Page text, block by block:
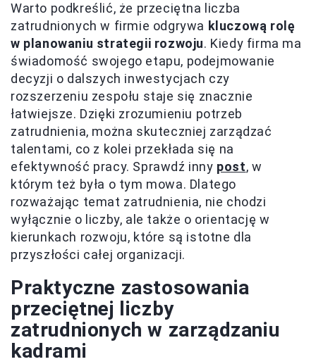
Warto podkreślić, że przeciętna liczba
zatrudnionych w firmie odgrywa kluczową rolę
w planowaniu strategii rozwoju. Kiedy firma ma
świadomość swojego etapu, podejmowanie
decyzji o dalszych inwestycjach czy
rozszerzeniu zespołu staje się znacznie
łatwiejsze. Dzięki zrozumieniu potrzeb
zatrudnienia, można skuteczniej zarządzać
talentami, co z kolei przekłada się na
efektywność pracy. Sprawdź inny post, w
którym też była o tym mowa. Dlatego
rozważając temat zatrudnienia, nie chodzi
wyłącznie o liczby, ale także o orientację w
kierunkach rozwoju, które są istotne dla
przyszłości całej organizacji.
Praktyczne zastosowania
przeciętnej liczby
zatrudnionych w zarządzaniu
kadrami